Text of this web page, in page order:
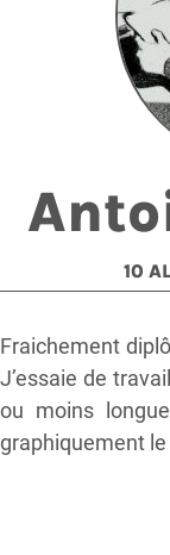
10
Fraichement
J’essaie de
ou moins
graphiquement